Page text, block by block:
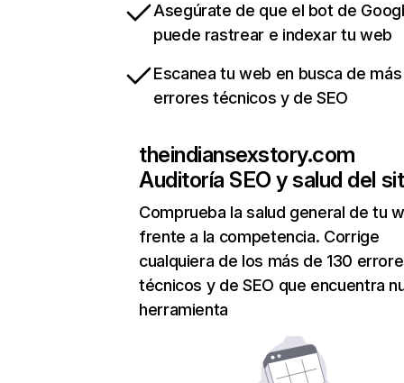
Asegúrate de que el bot de
puede rastrear e indexar tu web
Escanea tu web en busca de
errores técnicos y de SEO
theindiansexstory.com
Auditoría SEO y salud del
Comprueba la salud general de tu
frente a la competencia. Corrige
cualquiera de los más de 130
técnicos y de SEO que encuentra
herramienta